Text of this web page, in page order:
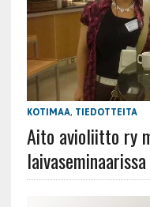
KOTIMAA, TIEDOTTEITA
Aito avioliitto ry
laivaseminaarissa